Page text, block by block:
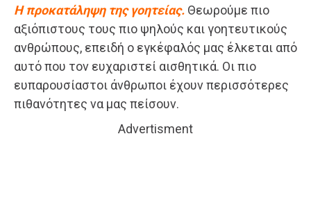
Η προκατάληψη της γοητείας. Θεωρούμε πιο
αξιόπιστους τους πιο ψηλούς και γοητευτικούς
ανθρώπους, επειδή ο εγκέφαλός μας έλκεται από
αυτό που τον ευχαριστεί αισθητικά. Οι πιο
ευπαρουσίαστοι άνθρωποι έχουν περισσότερες
πιθανότητες να μας πείσουν.
Advertisment